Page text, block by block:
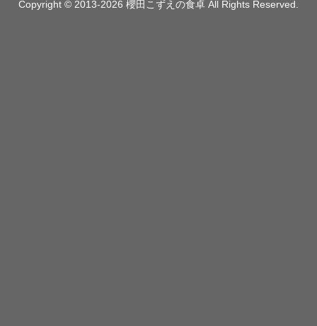
Copyright © 2013-2026 櫻田こずえの食卓 All Rights Reserved.